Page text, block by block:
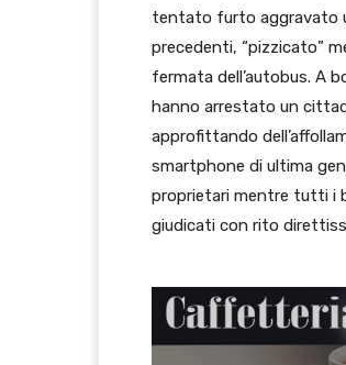
tentato furto aggravato
precedenti, “pizzicato”
fermata dell’autobus. A
hanno arrestato un
approfittando
smartphone di ultima
proprietari mentre tutti i
giudicati con rito